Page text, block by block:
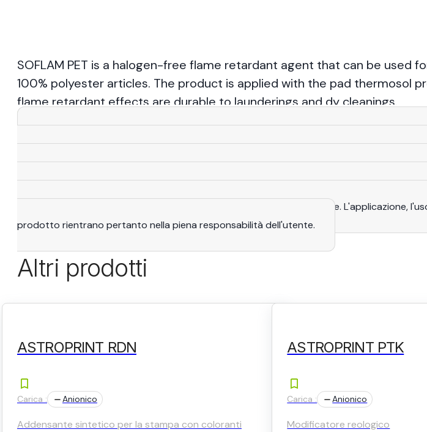
SOFLAM PET is a halogen-free flame retardant agent that can be used
100% polyester articles. The product is applied with the pad thermosol
flame retardant effects are durable to launderings and dy cleanings.
Per saperne di più
: Tutte le dichiarazioni, le raccomandazioni e i dettagli tecnici forniti nel
intese solo come riferimento e adattate a situazioni specifiche. Non sono vincolanti,
determinare l'idoneità dei prodotti alle proprie condizioni d'uso effettive. L'applicazione,
prodotto rientrano pertanto nella piena responsabilità dell'utente.
Altri prodotti
ASTROPRINT RDN
Carica : Anionico
Addensante sintetico per la stampa con coloranti
ASTROPRINT PTK
Carica : Anionico
Modificatore reologico